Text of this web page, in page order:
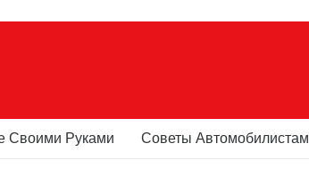
Своими Руками Советы Автомобилистам